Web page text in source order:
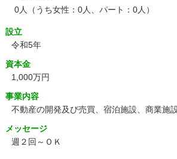
0人（うち女性：0人、パート：0人）
設立
令和5年
資本金
1,000万円
事業内容
不動産の開発及び売買、宿泊施設、商業施
メッセージ
週２回～ＯＫ